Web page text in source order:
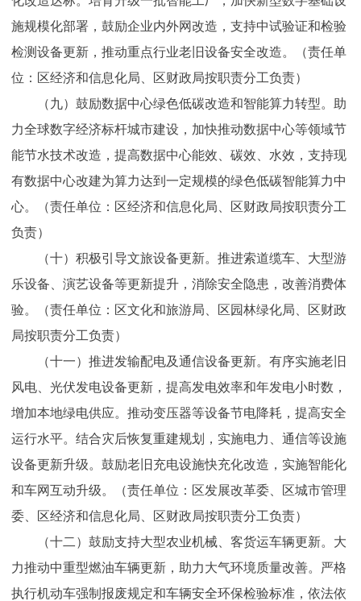
施规模化部署，鼓励企业内外网改造，支持中试验证和检验
检测设备更新，推动重点行业老旧设备安全改造。（责任单
位：区经济和信息化局、区财政局按职责分工负责）
（九）鼓励数据中心绿色低碳改造和智能算力转型。助
力全球数字经济标杆城市建设，加快推动数据中心等领域节
能节水技术改造，提高数据中心能效、碳效、水效，支持现
有数据中心改建为算力达到一定规模的绿色低碳智能算力中
心。（责任单位：区经济和信息化局、区财政局按职责分工
负责）
（十）积极引导文旅设备更新。推进索道缆车、大型游
乐设备、演艺设备等更新提升，消除安全隐患，改善消费体
验。（责任单位：区文化和旅游局、区园林绿化局、区财政
局按职责分工负责）
（十一）推进发输配电及通信设备更新。有序实施老旧
风电、光伏发电设备更新，提高发电效率和年发电小时数，
增加本地绿电供应。推动变压器等设备节电降耗，提高安全
运行水平。结合灾后恢复重建规划，实施电力、通信等设施
设备更新升级。鼓励老旧充电设施快充化改造，实施智能化
和车网互动升级。（责任单位：区发展改革委、区城市管理
委、区经济和信息化局、区财政局按职责分工负责）
（十二）鼓励支持大型农业机械、客货运车辆更新。大
力推动中重型燃油车辆更新，助力大气环境质量改善。严格
执行机动车强制报废规定和车辆安全环保检验标准，依法依